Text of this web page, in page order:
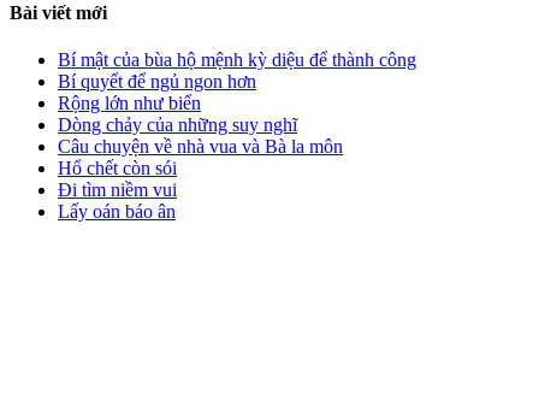
Bài viết mới
Bí mật của bùa hộ mệnh kỳ diệu để thành công
Bí quyết để ngủ ngon hơn
Rộng lớn như biển
Dòng chảy của những suy nghĩ
Câu chuyện về nhà vua và Bà la môn
Hổ chết còn sói
Đi tìm niềm vui
Lấy oán báo ân